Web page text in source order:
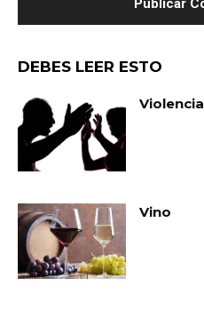
DEBES LEER ESTO
Violencia
Vino